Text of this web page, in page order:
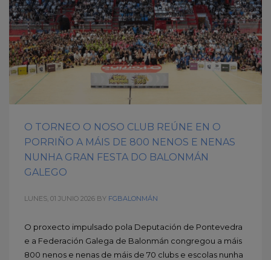
O TORNEO O NOSO CLUB REÚNE EN O
PORRIÑO A MÁIS DE 800 NENOS E NENAS
NUNHA GRAN FESTA DO BALONMÁN
GALEGO
LUNES, 01 JUNIO 2026 BY FGBALONMÁN
O proxecto impulsado pola Deputación de Pontevedra
e a Federación Galega de Balonmán congregou a máis
800 nenos e nenas de máis de 70 clubs e escolas nunha